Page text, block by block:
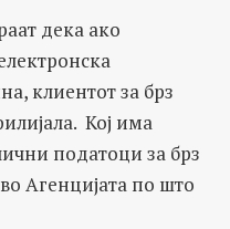
дека ако
клиентот за брз
Кој има
податоци за брз
Агенцијата по што